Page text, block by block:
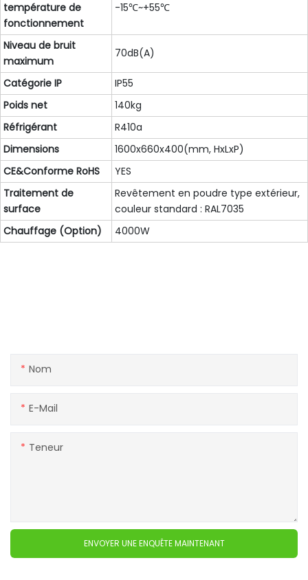
température de
fonctionnement
-15℃~+55℃
Niveau de bruit
maximum
70dB(A)
Catégorie IP
IP55
Poids net
140kg
Réfrigérant
R410a
Dimensions
1600x660x400(mm, HxLxP)
CE&Conforme RoHS
YES
Traitement de
surface
Revêtement en poudre type extérieur,
couleur standard : RAL7035
Chauffage (Option)
4000W
Nom
E-Mail
Teneur
ENVOYER UNE ENQUÊTE MAINTENANT